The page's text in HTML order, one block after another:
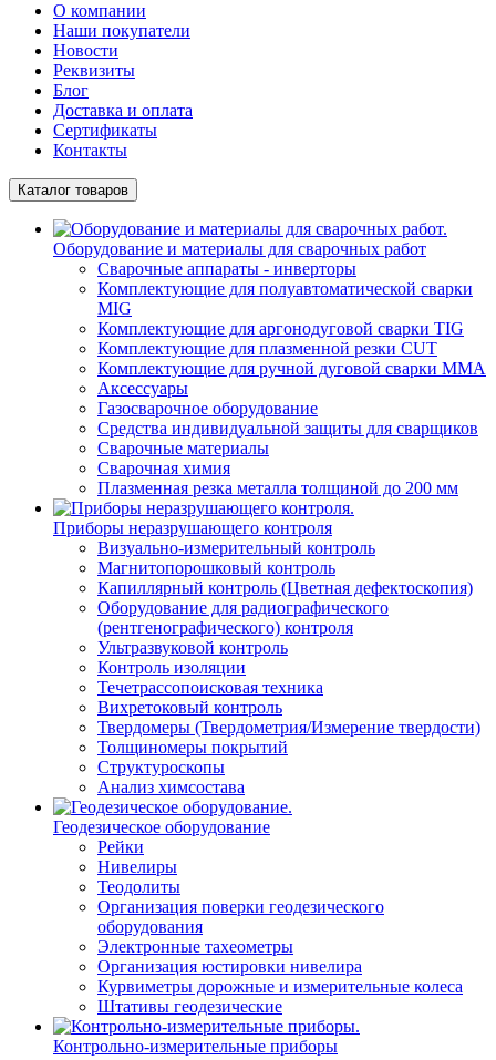
О компании
Наши покупатели
Новости
Реквизиты
Блог
Доставка и оплата
Сертификаты
Контакты
Каталог товаров
Оборудование и материалы для сварочных работ
Сварочные аппараты - инверторы
Комплектующие для полуавтоматической сварки
MIG
Комплектующие для аргонодуговой сварки TIG
Комплектующие для плазменной резки CUT
Комплектующие для ручной дуговой сварки MMA
Аксессуары
Газосварочное оборудование
Средства индивидуальной защиты для сварщиков
Сварочные материалы
Сварочная химия
Плазменная резка металла толщиной до 200 мм
Приборы неразрушающего контроля
Визуально-измерительный контроль
Магнитопорошковый контроль
Капиллярный контроль (Цветная дефектоскопия)
Оборудование для радиографического
(рентгенографического) контроля
Ультразвуковой контроль
Контроль изоляции
Течетрассопоисковая техника
Вихретоковый контроль
Твердомеры (Твердометрия/Измерение твердости)
Толщиномеры покрытий
Структуроскопы
Анализ химсостава
Геодезическое оборудование
Рейки
Нивелиры
Теодолиты
Организация поверки геодезического
оборудования
Электронные тахеометры
Организация юстировки нивелира
Курвиметры дорожные и измерительные колеса
Штативы геодезические
Контрольно-измерительные приборы